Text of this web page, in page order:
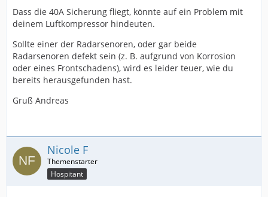
Dass die 40A Sicherung fliegt, könnte auf ein Problem mit
deinem Luftkompressor hindeuten.
Sollte einer der Radarsenoren, oder gar beide
Radarsenoren defekt sein (z. B. aufgrund von Korrosion
oder eines Frontschadens), wird es leider teuer, wie du
bereits herausgefunden hast.
Gruß Andreas
Nicole F
Hospitant